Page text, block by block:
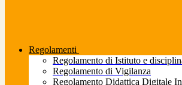
Regolamenti
Regolamento di Istituto e
Regolamento di Vigilanza
Regolamento Didattica Digitale